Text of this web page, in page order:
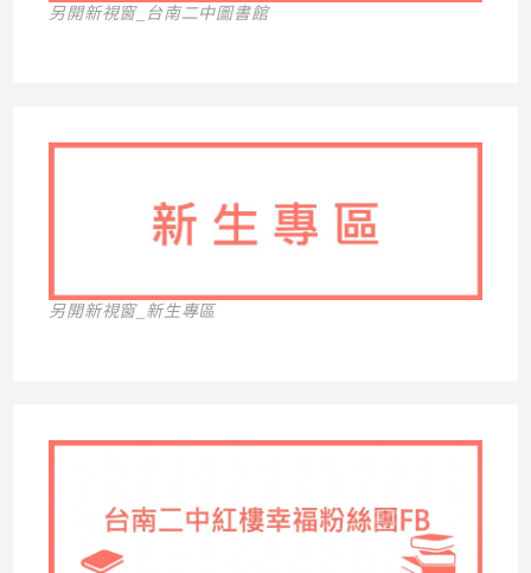
另開新視窗_台南二中圖書館
另開新視窗_新生專區